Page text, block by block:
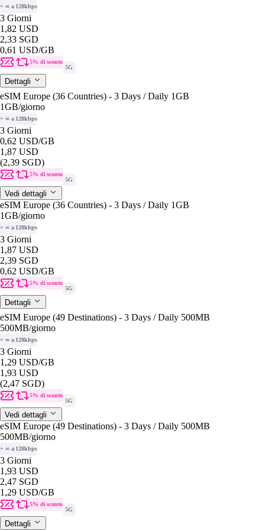
+ ∞ a 128kbps
3 Giorni
1,82 USD
2,33 SGD
0,61 USD/GB
5% di sconto
5G
Dettagli
eSIM Europe (36 Countries) - 3 Days / Daily 1GB
1GB/giorno
+ ∞ a 128kbps
3 Giorni
0,62 USD/GB
1,87 USD
(2,39 SGD)
5% di sconto
5G
Vedi dettagli
eSIM Europe (36 Countries) - 3 Days / Daily 1GB
1GB/giorno
+ ∞ a 128kbps
3 Giorni
1,87 USD
2,39 SGD
0,62 USD/GB
5% di sconto
5G
Dettagli
eSIM Europe (49 Destinations) - 3 Days / Daily 500MB
500MB/giorno
+ ∞ a 128kbps
3 Giorni
1,29 USD/GB
1,93 USD
(2,47 SGD)
5% di sconto
5G
Vedi dettagli
eSIM Europe (49 Destinations) - 3 Days / Daily 500MB
500MB/giorno
+ ∞ a 128kbps
3 Giorni
1,93 USD
2,47 SGD
1,29 USD/GB
5% di sconto
5G
Dettagli